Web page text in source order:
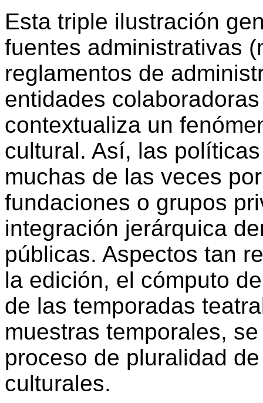
Esta triple ilustración
fuentes administrativas
reglamentos de
entidades
contextualiza un
cultural. Así, las
muchas de las veces
fundaciones o grupos
integración jerárquica
públicas. Aspectos tan
la edición, el cómputo
de las temporadas
muestras temporales,
proceso de pluralidad
culturales.